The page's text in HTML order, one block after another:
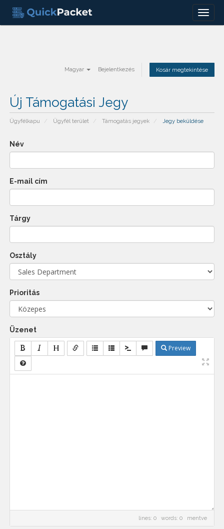
Menu
Magyar Bejelentkezés Kosár megtekintése
Új Támogatási Jegy
Ügyfélkapu Ügyfél terület Támogatás jegyek Jegy beküldése
Név
E-mail cím
Tárgy
Osztály
Prioritás
Üzenet
Preview
lines: 0 words: 0 mentve